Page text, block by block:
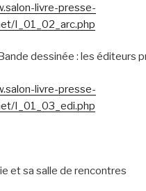
livre-presse-
I_01_02_arc.php
dessinée : les éditeurs
livre-presse-
I_01_03_edi.php
et sa salle de rencontres